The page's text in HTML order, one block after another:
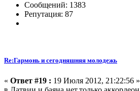
Сообщений: 1383
Репутация: 87
Re:Гармонь и сегодняшняя молодежь
« Ответ #19 : 19 Июля 2012, 21:22:56 »